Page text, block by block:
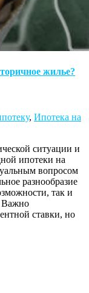
жилье?
, Ипотека на
ситуации и
ипотеки на
вопросом
разнообразие
так и
Важно
ставки, но